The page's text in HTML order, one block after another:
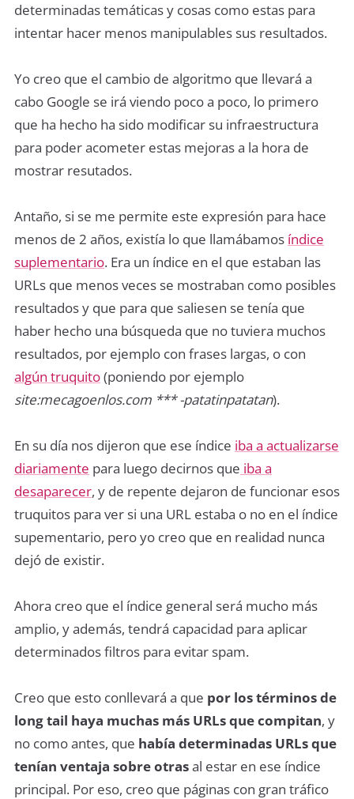
determinadas temáticas y cosas como estas para
intentar hacer menos manipulables sus resultados.
Yo creo que el cambio de algoritmo que llevará a
cabo Google se irá viendo poco a poco, lo primero
que ha hecho ha sido modificar su infraestructura
para poder acometer estas mejoras a la hora de
mostrar resutados.
Antaño, si se me permite este expresión para hace
menos de 2 años, existía lo que llamábamos índice
suplementario. Era un índice en el que estaban las
URLs que menos veces se mostraban como posibles
resultados y que para que saliesen se tenía que
haber hecho una búsqueda que no tuviera muchos
resultados, por ejemplo con frases largas, o con
algún truquito(poniendo por ejemplo
site:mecagoenlos.com *** -patatinpatatan).
En su día nos dijeron que ese índice iba a actualizarse
diariamente para luego decirnos que iba a
desaparecer, y de repente dejaron de funcionar esos
truquitos para ver si una URL estaba o no en el índice
supementario, pero yo creo que en realidad nunca
dejó de existir.
Ahora creo que el índice general será mucho más
amplio, y además, tendrá capacidad para aplicar
determinados filtros para evitar spam.
Creo que esto conllevará a que por los términos de
long tail haya muchas más URLs que compitan, y
no como antes, que había determinadas URLs que
tenían ventaja sobre otrasal estar en ese índice
principal. Por eso, creo que páginas con gran tráfico